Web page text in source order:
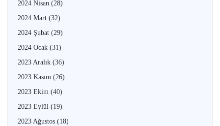
2024 Nisan (28)
2024 Mart (32)
2024 Şubat (29)
2024 Ocak (31)
2023 Aralık (36)
2023 Kasım (26)
2023 Ekim (40)
2023 Eylül (19)
2023 Ağustos (18)